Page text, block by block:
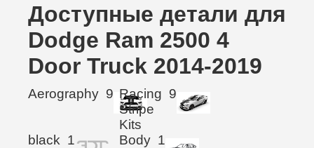
Доступные детали для
Dodge Ram 2500 4
Door Truck 2014-2019
Aerography 9 Racing
Stripe
Kits
9
black 1 Body 1